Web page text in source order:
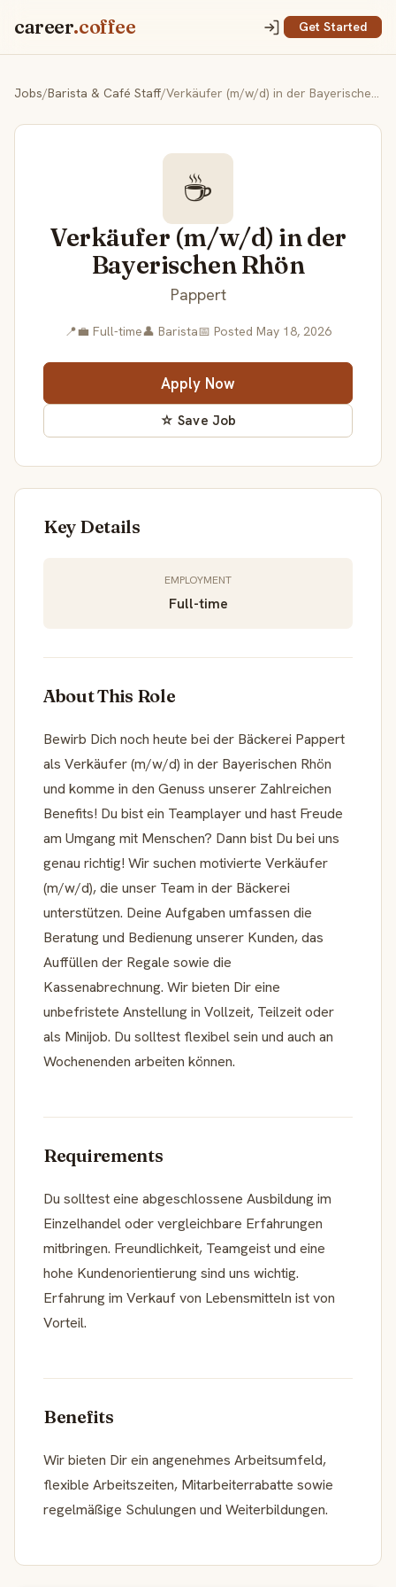
career.coffee Get Started
Jobs/Barista & Café Staff/ Verkäufer (m/w/d) in der Bayerischen Rhön
☕
Verkäufer (m/w/d) in der
Bayerischen Rhön
Pappert
📍💼 Full-time👤 Barista📅 Posted May 18, 2026
Apply Now
☆ Save Job
Key Details
EMPLOYMENT
Full-time
About This Role
Bewirb Dich noch heute bei der Bäckerei Pappert
als Verkäufer (m/w/d) in der Bayerischen Rhön
und komme in den Genuss unserer Zahlreichen
Benefits! Du bist ein Teamplayer und hast Freude
am Umgang mit Menschen? Dann bist Du bei uns
genau richtig! Wir suchen motivierte Verkäufer
(m/w/d), die unser Team in der Bäckerei
unterstützen. Deine Aufgaben umfassen die
Beratung und Bedienung unserer Kunden, das
Auffüllen der Regale sowie die
Kassenabrechnung. Wir bieten Dir eine
unbefristete Anstellung in Vollzeit, Teilzeit oder
als Minijob. Du solltest flexibel sein und auch an
Wochenenden arbeiten können.
Requirements
Du solltest eine abgeschlossene Ausbildung im
Einzelhandel oder vergleichbare Erfahrungen
mitbringen. Freundlichkeit, Teamgeist und eine
hohe Kundenorientierung sind uns wichtig.
Erfahrung im Verkauf von Lebensmitteln ist von
Vorteil.
Benefits
Wir bieten Dir ein angenehmes Arbeitsumfeld,
flexible Arbeitszeiten, Mitarbeiterrabatte sowie
regelmäßige Schulungen und Weiterbildungen.